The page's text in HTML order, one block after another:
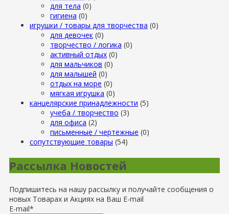
для тела (0)
гигиена (0)
игрушки / товары для творчества (0)
для девочек (0)
творчество / логика (0)
активный отдых (0)
для мальчиков (0)
для малышей (0)
отдых на море (0)
мягкая игрушка (0)
канцелярские принадлежности (5)
учеба / творчество (3)
для офиса (2)
письменные / чертежные (0)
сопутствующие товары (54)
Рассылка Новостей
Подпишитесь на нашу рассылку и получайте сообщения о
новых Товарах и Акциях на Ваш E-mail
E-mail*